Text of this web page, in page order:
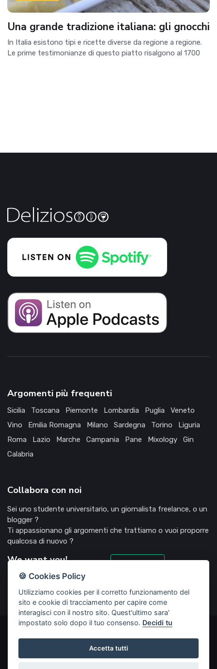
Una grande tradizione italiana: gli gnocchi
In Italia esistono tipi e ricette diverse da regione a regione.
Le prime testimonianze di questo piatto risalgono al 1700
Argomenti più frequenti
Sicilia Toscana Piemonte Lombardia Puglia
Veneto
Vino
Emilia Romagna Milano Sardegna Torino
Liguria
Roma
Lazio Marche Campania Pane Mixology
Gin
Calabria
Collabora con noi
Sei uno studente universitario, un giornalista freelance, o un
blogger ?
Ti appassionano gli argomenti che trattiamo o vuoi proporre
qualcosa di nuovo ?
We want you!
©2022 Deliziosooo.it - v. 1.1.0 - Tutti i diritti sono riservati,
vietata la riproduzione senza accordi preventivi
Start Up creata daRubisco web agency
🍪 Cookies Policy
Utilizziamo cookies per il corretto funzionamento del
sito e cookie di tracciamento per capire come
interagisci con il nostro sito. Quest'ultimo sara'
impostato solo dopo il tuo consenso. Decidi tu
Accetta tutti